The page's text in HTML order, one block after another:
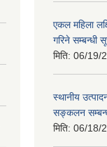
एकल महिला
गरिने सम्बन्धी
मिति: 06/19/
स्थानीय
सङ्कलन
मिति: 06/18/